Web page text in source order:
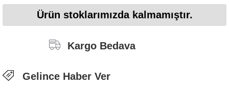
Ürün stoklarımızda kalmamıştır.
Kargo Bedava
Gelince Haber Ver